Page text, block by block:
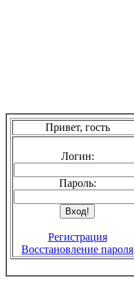
Привет, гость
Логин:
Пароль:
Регистрация
Восстановление пароля